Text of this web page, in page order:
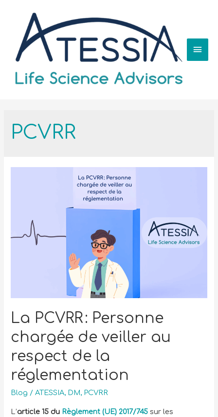
PCVRR
La PCVRR : Personne
chargée de veiller au
respect de la
réglementation
Blog /ATESSIA, DM, PCVRR
L’article 15 du Règlement (UE) 2017/745 sur les